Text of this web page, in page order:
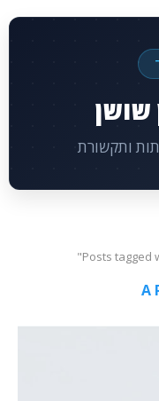
Posts tagged
A